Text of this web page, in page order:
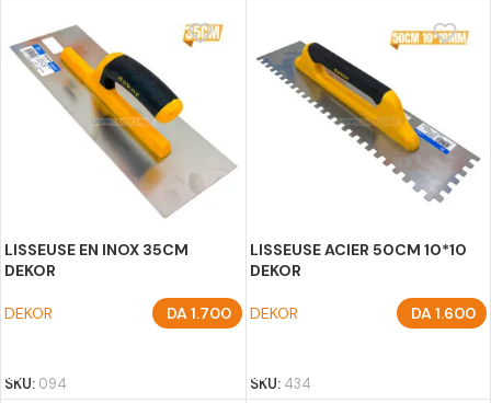
LISSEUSE EN INOX 35CM
DEKOR
DEKOR DA1.700
SKU: 094
LISSEUSE ACIER 50CM 10*10
DEKOR
DEKOR DA1.600
SKU: 434